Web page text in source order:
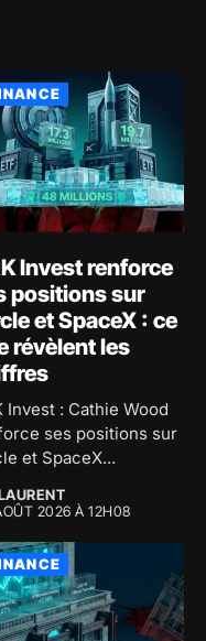
Invest renforce
positions sur
et SpaceX : ce
révèlent les
Invest : Cathie Wood
ses positions sur
et SpaceX...
2026 À 12H08